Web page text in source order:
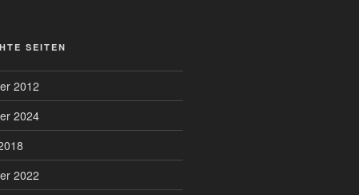
SEITEN
2012
2024
2022